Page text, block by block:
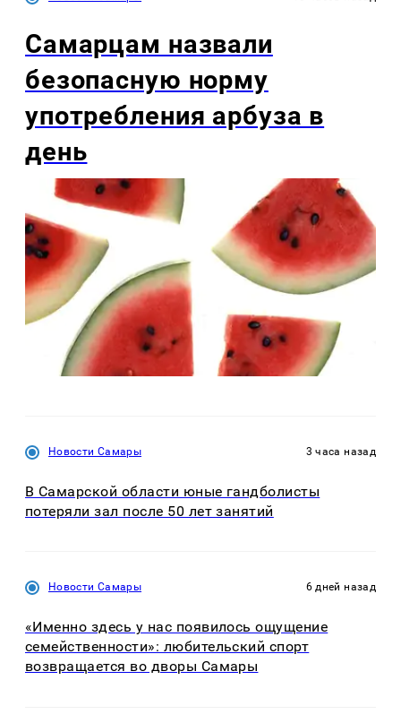
Самарцам назвали
безопасную норму
употребления арбуза в
день
Новости Самары 3 часа назад
В Самарской области юные гандболисты
потеряли зал после 50 лет занятий
Новости Самары 6 дней назад
«Именно здесь у нас появилось ощущение
семейственности»: любительский спорт
возвращается во дворы Самары